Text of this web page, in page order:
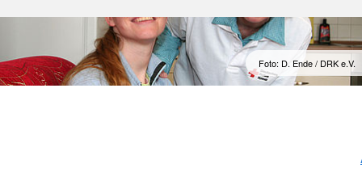
Foto: D. Ende / DRK e.V.